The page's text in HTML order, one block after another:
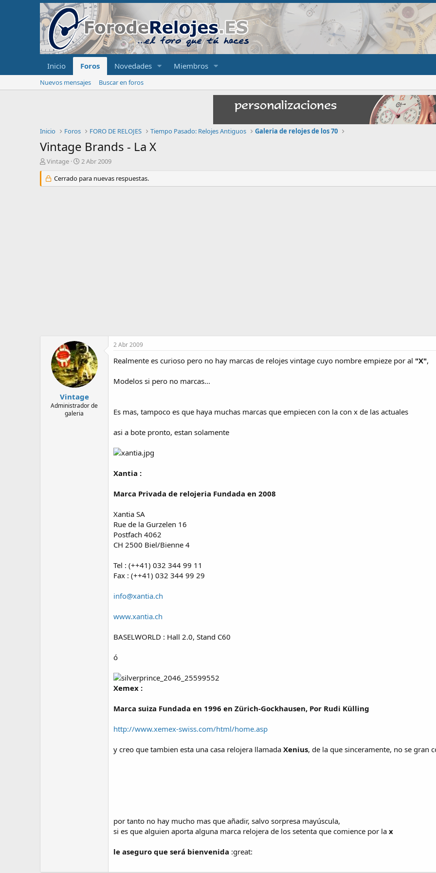
Inicio Foros Novedades Miembros
Nuevos mensajes Buscar en foros
Inicio Foros FORO DE RELOJES Tiempo Pasado: Relojes Antiguos Galeria de relojes de los 70
Vintage Brands - La X
I
i
c
Vintage
F
c
h
2 Abr 2009
Cerrado para nuevas respuestas.
Vintage
Administrador de
galeria
2 Abr 2009
Realmente es curioso pero no hay marcas de relojes vintage cuyo nombre empieze por al "X",
Modelos si pero no marcas...
Es mas, tampoco es que haya muchas marcas que empiecen con la con x de las actuales
asi a bote pronto, estan solamente
Xantia :
Marca Privada de relojeria Fundada en 2008
Xantia SA
Rue de la Gurzelen 16
Postfach 4062
CH 2500 Biel/Bienne 4
Tel : (++41) 032 344 99 11
Fax : (++41) 032 344 99 29
info@xantia.ch
www.xantia.ch
BASELWORLD : Hall 2.0, Stand C60
ó
Xemex :
Marca suiza Fundada en 1996 en Zürich-Gockhausen, Por Rudi Külling
http://www.xemex-swiss.com/html/home.asp
y creo que tambien esta una casa relojera llamada Xenius, de la que sinceramente, no se gran
por tanto no hay mucho mas que añadir, salvo sorpresa mayúscula,
si es que alguien aporta alguna marca relojera de los setenta que comience por la x
le aseguro que será bienvenida :great: